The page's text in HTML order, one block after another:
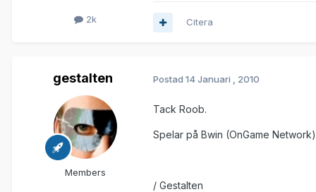
2k Citera
gestalten
Members
Postad 14 Januari , 2010
Tack Roob.
Spelar på Bwin (OnGame
/ Gestalten